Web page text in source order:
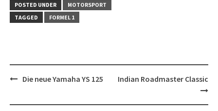
POSTED UNDER
MOTORSPORT
TAGGED
FORMEL 1
PostDie neue Yamaha YS 125 Indian Roadmaster Classic